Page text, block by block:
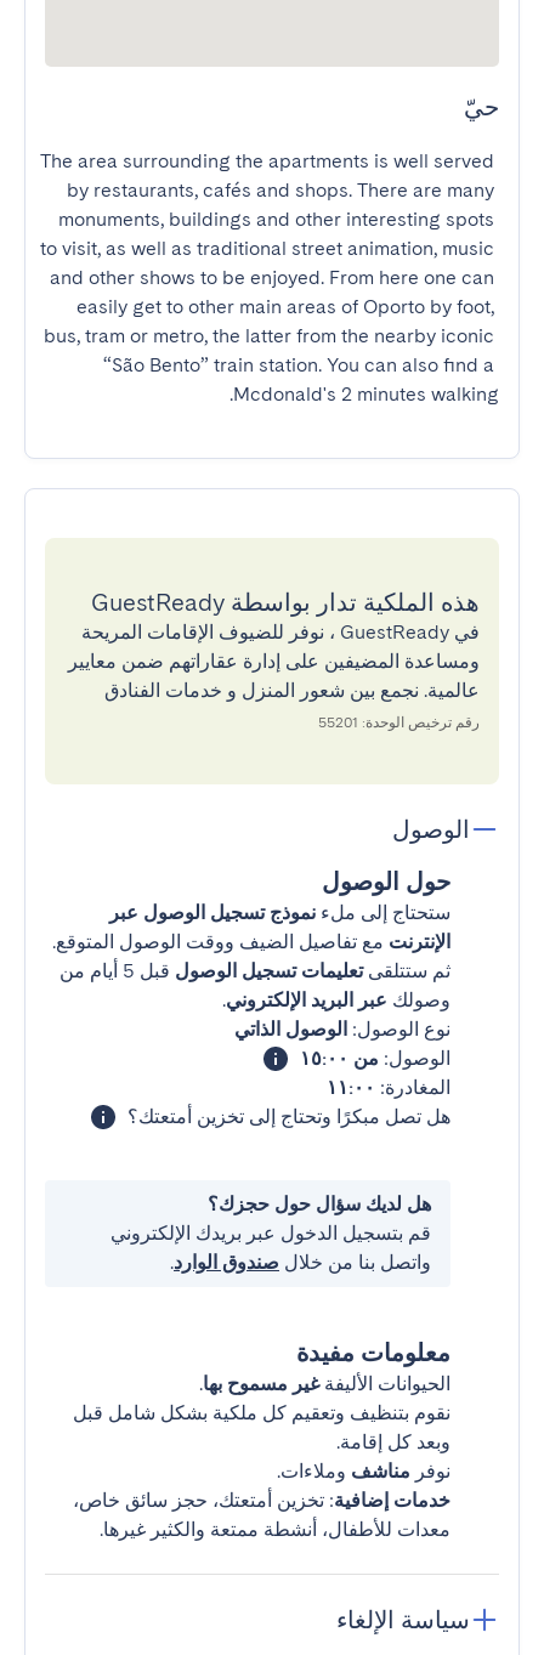
حيّ
The area surrounding the apartments is well served
by restaurants, cafés and shops. There are many
monuments, buildings and other interesting spots
to visit, as well as traditional street animation, music
and other shows to be enjoyed. From here one can
easily get to other main areas of Oporto by foot,
bus, tram or metro, the latter from the nearby iconic
“São Bento” train station. You can also find a
Mcdonald's 2 minutes walking.
هذه الملكية تدار بواسطة GuestReady
في GuestReady ، نوفر للضيوف الإقامات المريحة
ومساعدة المضيفين على إدارة عقاراتهم ضمن معايير
عالمية. نجمع بين شعور المنزل و خدمات الفنادق
رقم ترخيص الوحدة: 55201
الوصول
حول الوصول
ستحتاج إلى ملء نموذج تسجيل الوصول عبر
الإنترنت مع تفاصيل الضيف ووقت الوصول المتوقع.
ثم ستتلقىتعليمات تسجيل الوصول
قبل 5 أيام من
وصولك عبر البريد الإلكتروني.
نوع الوصول: الوصول الذاتي
الوصول: من ١٥:٠٠
المغادرة: ١١:٠٠
هل تصل مبكرًا وتحتاج إلى تخزين أمتعتك؟
هل لديك سؤال حول حجزك؟
قم بتسجيل الدخول عبر بريدك الإلكتروني
واتصل بنا من خلال صندوق الوارد.
معلومات مفيدة
الحيوانات الأليفةغير مسموح بها.
نقوم بتنظيف وتعقيم كل ملكية بشكل شامل قبل
وبعد كل إقامة.
نوفر مناشف وملاءات.
خدمات إضافية: تخزين أمتعتك، حجز سائق خاص،
معدات للأطفال، أنشطة ممتعة والكثير غيرها.
سياسة الإلغاء